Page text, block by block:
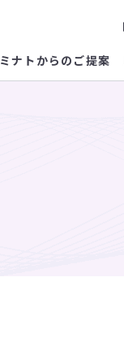
ミナトからのご提案